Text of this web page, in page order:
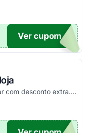
UPOM
Ver cupom
Aproveite essa chance para comprar com desconto extra. Aplique o cupom de desconto no carrinho e usufrua desse desconto. Válido por tempo limitado, enquanto durarem os estoques.